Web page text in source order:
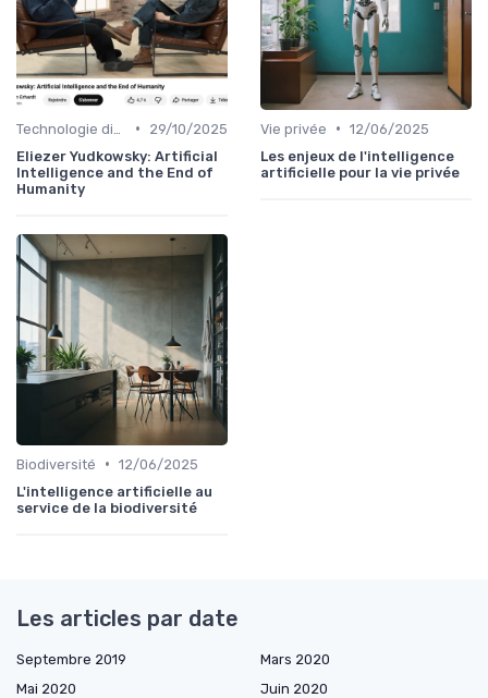
•
29/10/2025
Eliezer Yudkowsky: Artificial
Intelligence and the End of
Humanity
Vie privée • 12/06/2025
Les enjeux de l'intelligence
artificielle pour la vie privée
Biodiversité • 12/06/2025
L'intelligence artificielle au
service de la biodiversité
Les articles par date
Septembre 2019
Mars 2020
Mai 2020
Juin 2020